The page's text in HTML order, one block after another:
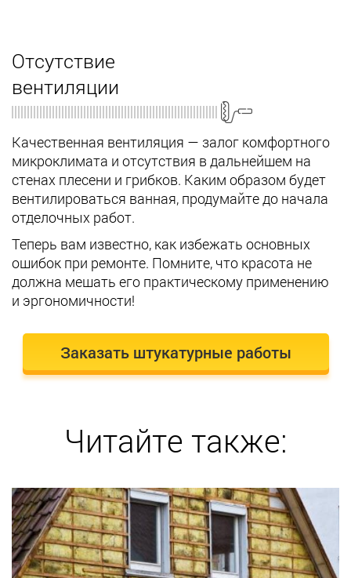
Отсутствие
вентиляции
Качественная вентиляция — залог комфортного
микроклимата и отсутствия в дальнейшем на
стенах плесени и грибков. Каким образом будет
вентилироваться ванная, продумайте до начала
отделочных работ.
Теперь вам известно, как избежать основных
ошибок при ремонте. Помните, что красота не
должна мешать его практическому применению
и эргономичности!
Заказать штукатурные работы
Читайте также: